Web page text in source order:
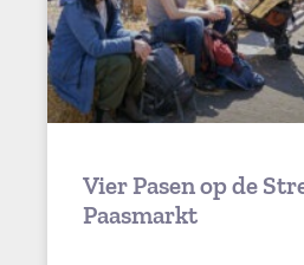
Vier Pasen op de
Paasmarkt